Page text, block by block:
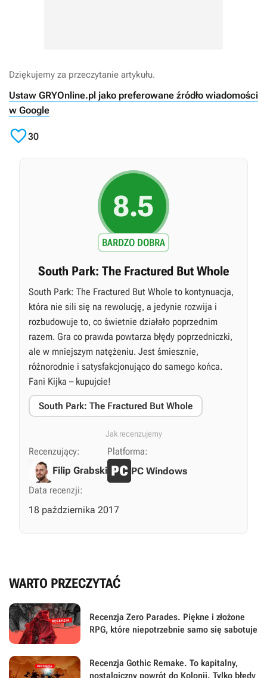
Dziękujemy za przeczytanie artykułu.
Ustaw GRYOnline.pl jako preferowane źródło wiadomości
w Google
30
8.5
BARDZO DOBRA
South Park: The Fractured But Whole
South Park: The Fractured But Whole to kontynuacja,
która nie sili się na rewolucję, a jedynie rozwija i
rozbudowuje to, co świetnie działało poprzednim
razem. Gra co prawda powtarza błędy poprzedniczki,
ale w mniejszym natężeniu. Jest śmiesznie,
różnorodnie i satysfakcjonująco do samego końca.
Fani Kijka – kupujcie!
South Park: The Fractured But Whole
Jak recenzujemy
Recenzujący:
Filip Grabski
Platforma:
PC Windows
Data recenzji:
18 października 2017
WARTO PRZECZYTAĆ
Recenzja Zero Parades. Piękne i złożone
RPG, które niepotrzebnie samo się sabotuje
Recenzja Gothic Remake. To kapitalny,
nostalgiczny powrót do Kolonii. Tylko błędy